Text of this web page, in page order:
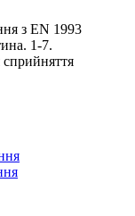
з EN 1993
1-7.
сприйняття